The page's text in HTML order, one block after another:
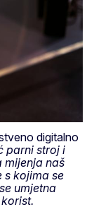
digitalno
parni stroj i
mijenja naš
s kojima se
umjetna